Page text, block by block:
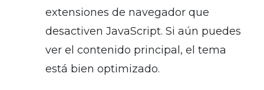
extensiones de navegador que
desactiven JavaScript. Si aún puedes
ver el contenido principal, el tema
está bien optimizado.